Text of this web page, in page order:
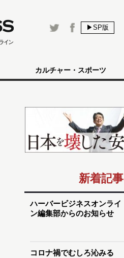
▶SP版
カルチャー・スポーツ
新着記事
ハーバービジネスオンライ
ン編集部からのお知らせ
コロナ禍でむしろ沁みる